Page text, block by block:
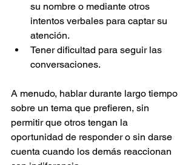
su nombre o mediante otros
intentos verbales para captar su
atención.
Tener dificultad para seguir las
conversaciones.
A menudo, hablar durante largo tiempo
sobre un tema que prefieren, sin
permitir que otros tengan la
oportunidad de responder o sin darse
cuenta cuando los demás reaccionan